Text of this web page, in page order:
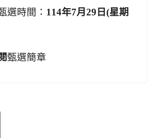
選時間： 114年7月29 日(星期
甄選簡章